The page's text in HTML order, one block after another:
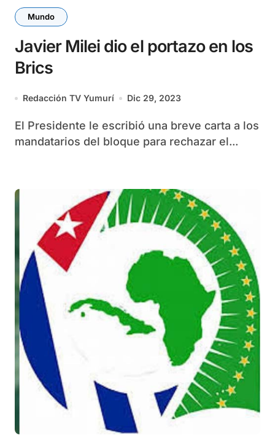
Mundo
Javier Milei dio el portazo en los
Brics
Redacción TV Yumurí Dic 29, 2023
El Presidente le escribió una breve carta a los
mandatarios del bloque para rechazar el...